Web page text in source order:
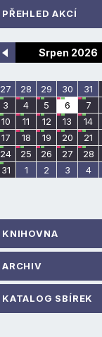
PŘEHLED AKCÍ
Srpen 2026
27 28 29 30 31
3
4 5 6 7
10
11 12 13 14
17
18 19 20 21
24
25 26 27 28
31
1 2 3 4
KNIHOVNA
ARCHIV
KATALOG SBÍREK